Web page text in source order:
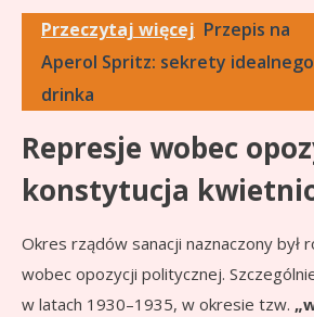
Przeczytaj więcej Przepis na
Aperol Spritz: sekrety idealnego
drinka
Represje wobec
konstytucja
Okres rządów sanacji naznaczony był
wobec opozycji politycznej.
w latach 1930–1935, w okresie tzw.